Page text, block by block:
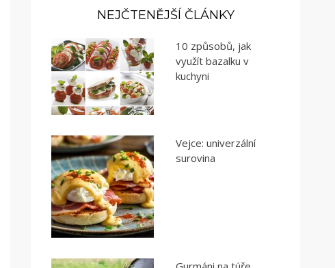
NEJČTENĚJŠÍ ČLÁNKY
10 způsobů, jak
využít bazalku v
kuchyni
Vejce: univerzální
surovina